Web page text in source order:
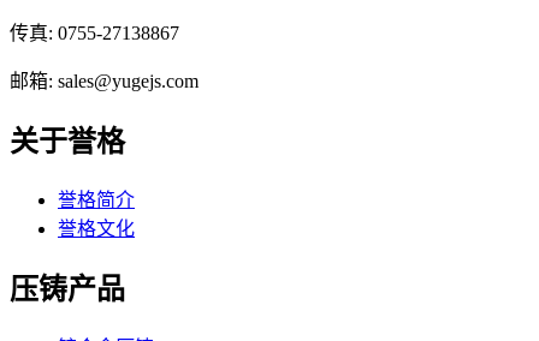
传真: 0755-27138867
邮箱: sales@yugejs.com
关于誉格
誉格简介
誉格文化
压铸产品